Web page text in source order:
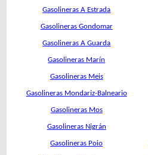
Gasolineras A Estrada
Gasolineras Gondomar
Gasolineras A Guarda
Gasolineras Marín
Gasolineras Meis
Gasolineras Mondariz-Balneario
Gasolineras Mos
Gasolineras Nigrán
Gasolineras Poio